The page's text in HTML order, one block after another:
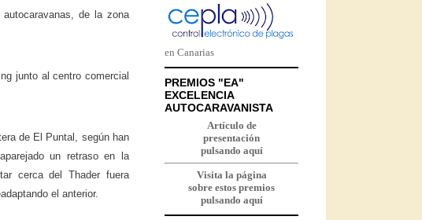
de la zona
junto al centro comercial
de El Puntal, según han
un retraso en la
cerca del Thader fuera
el anterior.
en Canarias
PREMIOS "EA"
EXCELENCIA
AUTOCARAVANISTA
Artículo de
presentación
pulsando aquí
Visita la página
sobre estos premios
pulsando aquí